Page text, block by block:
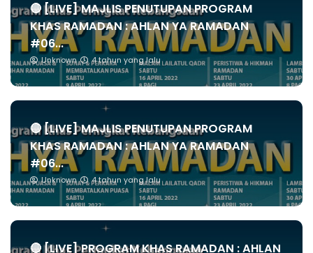
🔴 [LIVE] MAJLIS PENUTUPAN PROGRAM
KHAS RAMADAN : AHLAN YA RAMADAN
#06...
Unknown 4 tahun yang lalu
🔴 [LIVE] MAJLIS PENUTUPAN PROGRAM
KHAS RAMADAN : AHLAN YA RAMADAN
#06...
Unknown 4 tahun yang lalu
🔴 [LIVE] PROGRAM KHAS RAMADAN : AHLAN